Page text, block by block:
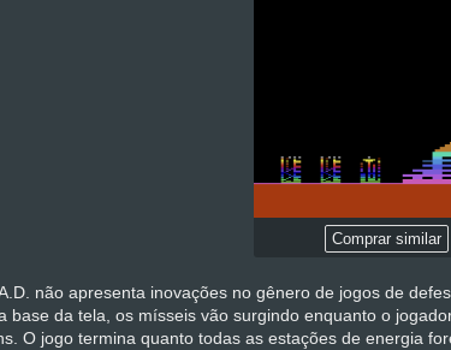
Comprar similar
não apresenta inovações no gênero de jogos de
base da tela, os mísseis vão surgindo enquanto o
O jogo termina quanto todas as estações de energia